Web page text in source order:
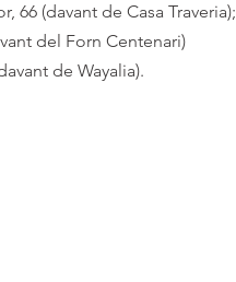
66 (davant de Casa Traveria);
del Forn Centenari)
(davant de Wayalia).